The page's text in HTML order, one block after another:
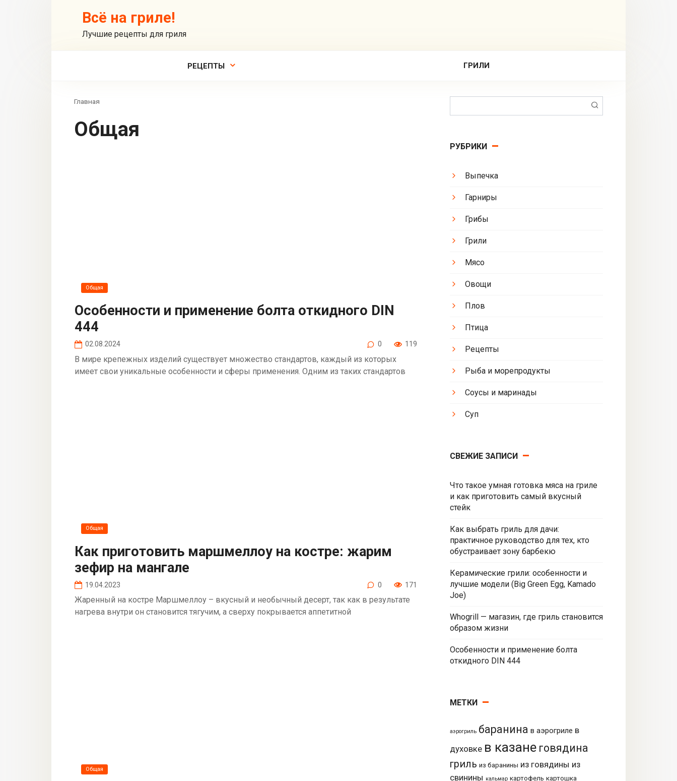
Всё на гриле!
Лучшие рецепты для гриля
РЕЦЕПТЫ ГРИЛИ
Главная
Общая
Общая
Особенности и применение болта откидного DIN
444
02.08.2024 0 119
В мире крепежных изделий существует множество стандартов, каждый из которых
имеет свои уникальные особенности и сферы применения. Одним из таких стандартов
Общая
Как приготовить маршмеллоу на костре: жарим
зефир на мангале
19.04.2023 0 171
Жаренный на костре Маршмеллоу – вкусный и необычный десерт, так как в результате
нагрева внутри он становится тягучим, а сверху покрывается аппетитной
Общая
РУБРИКИ
Выпечка
Гарниры
Грибы
Грили
Мясо
Овощи
Плов
Птица
Рецепты
Рыба и морепродукты
Соусы и маринады
Суп
СВЕЖИЕ ЗАПИСИ
Что такое умная готовка мяса на гриле
и как приготовить самый вкусный
стейк
Как выбрать гриль для дачи:
практичное руководство для тех, кто
обустраивает зону барбекю
Керамические грили: особенности и
лучшие модели (Big Green Egg, Kamado
Joe)
Whogrill — магазин, где гриль становится
образом жизни
Особенности и применение болта
откидного DIN 444
МЕТКИ
аэрогриль баранина в аэрогриле в
духовке в казане говядина
гриль из баранины из говядины из
свинины кальмар картофель картошка